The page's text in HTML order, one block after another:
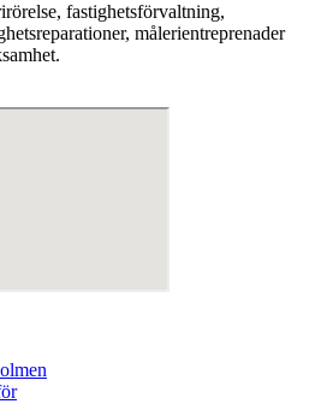
fastighetsförvaltning,
målerientreprenader